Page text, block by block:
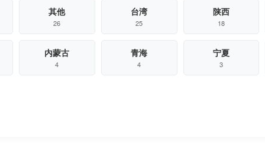
其他
26
台湾
25
陕西
18
内蒙古
4
青海
4
宁夏
3